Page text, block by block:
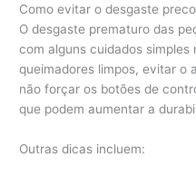
Como evitar o desgaste
O desgaste prematuro das
com alguns cuidados simples
queimadores limpos, evitar o
não forçar os botões de
que podem aumentar a
Outras dicas incluem: